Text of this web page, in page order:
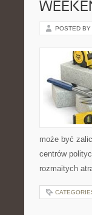
POSTED BY
może być
centrów
rozmaitych